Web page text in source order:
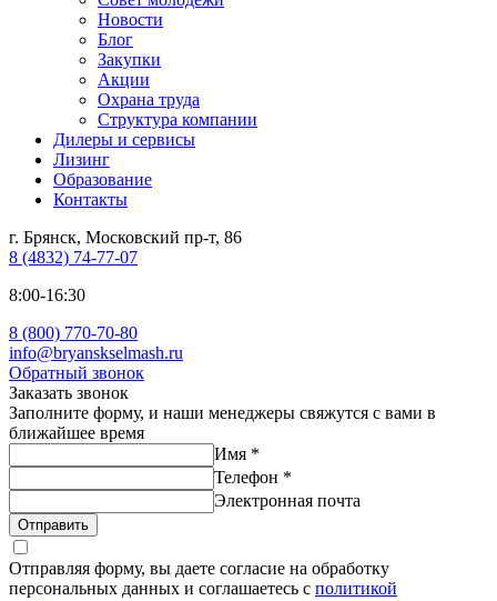
Новости
Блог
Закупки
Акции
Охрана труда
Структура компании
Дилеры и сервисы
Лизинг
Образование
Контакты
г. Брянск, Московский пр-т, 86
8 (4832) 74-77-07
8:00-16:30
8 (800) 770-70-80
info@bryanskselmash.ru
Обратный звонок
Заказать звонок
Заполните форму, и наши менеджеры свяжутся с вами в
ближайшее время
Имя *
Телефон *
Электронная почта
Отправить
Отправляя форму, вы даете согласие на обработку
персональных данных и соглашаетесь с политикой